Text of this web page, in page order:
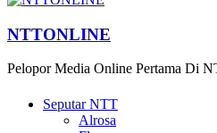
NTTONLINE
Pelopor Media Online Pertama Di
Seputar NTT
Alrosa